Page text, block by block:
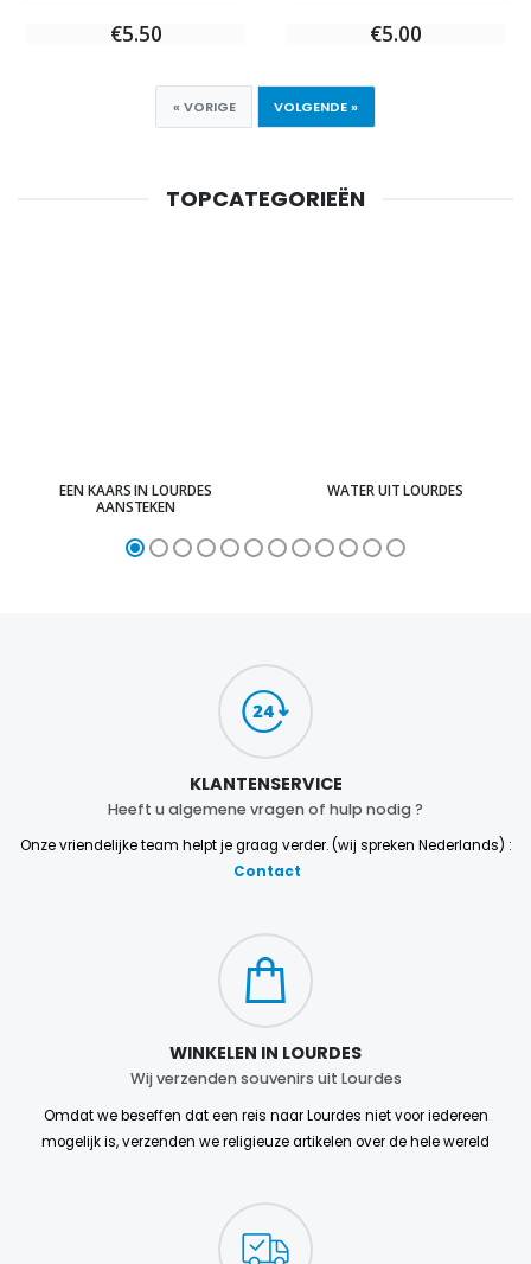
€5.50 €5.00
« VORIGE VOLGENDE »
TOPCATEGORIEËN
EEN KAARS IN LOURDES
AANSTEKEN
WATER UIT LOURDES
KLANTENSERVICE
Heeft u algemene vragen of hulp nodig ?
Onze vriendelijke team helpt je graag verder. (wij spreken Nederlands) :
Contact
WINKELEN IN LOURDES
Wij verzenden souvenirs uit Lourdes
Omdat we beseffen dat een reis naar Lourdes niet voor iedereen
mogelijk is, verzenden we religieuze artikelen over de hele wereld